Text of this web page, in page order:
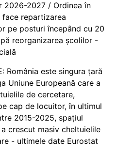
2026-2027 / Ordinea în
face repartizarea
pe posturi începând cu 20
reorganizarea școlilor -
România este singura țară
Uniune Europeană care a
de cercetare,
cap de locuitor, în ultimul
2015-2025, spațiul
crescut masiv cheltuielile
- ultimele date Eurostat